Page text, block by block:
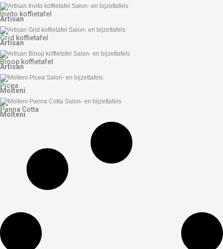
Invito koffietafel
Artisan
Grid koffietafel
Artisan
Bloop koffietafel
Artisan
Picea
Molteni
Panna Cotta
Molteni